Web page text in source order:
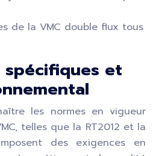
de la VMC double flux tous
spécifiques et
les normes en vigueur
telles que la RT2012 et la
des exigences en